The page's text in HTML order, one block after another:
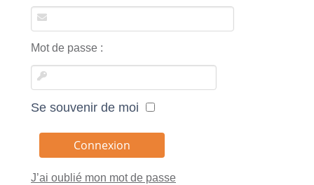
Mot de passe :
Se souvenir de moi
J’ai oublié mon mot de passe